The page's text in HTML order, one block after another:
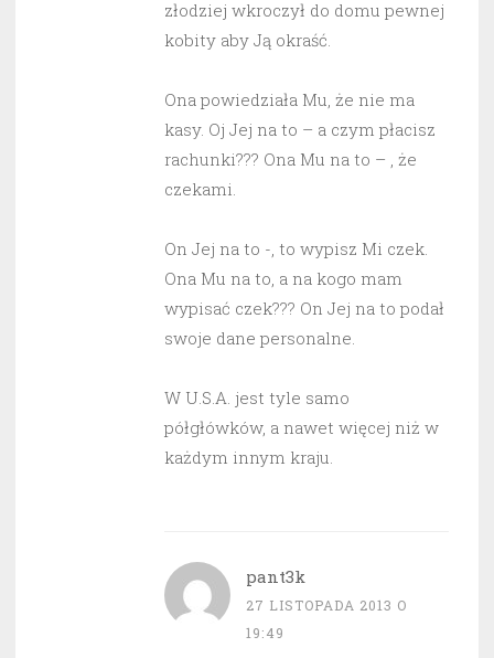
złodziej wkroczył do domu pewnej
kobity aby Ją okraść.
Ona powiedziała Mu, że nie ma
kasy. Oj Jej na to – a czym płacisz
rachunki??? Ona Mu na to – , że
czekami.
On Jej na to -, to wypisz Mi czek.
Ona Mu na to, a na kogo mam
wypisać czek??? On Jej na to podał
swoje dane personalne.
W U.S.A. jest tyle samo
półgłówków, a nawet więcej niż w
każdym innym kraju.
pant3k
27 LISTOPADA 2013 O
19:49